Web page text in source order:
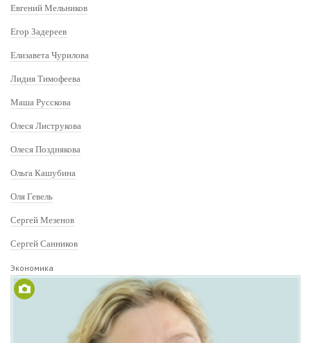
Евгений Мельников
Егор Задереев
Елизавета Чурилова
Лидия Тимофеева
Маша Русскова
Олеся Листрукова
Олеся Позднякова
Ольга Кашубина
Оля Гевель
Сергей Мезенов
Сергей Санников
Экономика